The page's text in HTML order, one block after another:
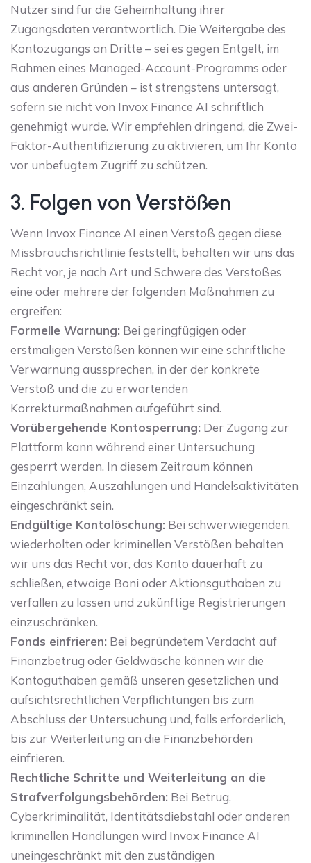
Nutzer sind für die Geheimhaltung ihrer
Zugangsdaten verantwortlich. Die Weitergabe des
Kontozugangs an Dritte – sei es gegen Entgelt, im
Rahmen eines Managed-Account-Programms oder
aus anderen Gründen – ist strengstens untersagt,
sofern sie nicht von Invox Finance AI schriftlich
genehmigt wurde. Wir empfehlen dringend, die Zwei-
Faktor-Authentifizierung zu aktivieren, um Ihr Konto
vor unbefugtem Zugriff zu schützen.
3. Folgen von Verstößen
Wenn Invox Finance AI einen Verstoß gegen diese
Missbrauchsrichtlinie feststellt, behalten wir uns das
Recht vor, je nach Art und Schwere des Verstoßes
eine oder mehrere der folgenden Maßnahmen zu
ergreifen:
Formelle Warnung: Bei geringfügigen oder
erstmaligen Verstößen können wir eine schriftliche
Verwarnung aussprechen, in der der konkrete
Verstoß und die zu erwartenden
Korrekturmaßnahmen aufgeführt sind.
Vorübergehende Kontosperrung: Der Zugang zur
Plattform kann während einer Untersuchung
gesperrt werden. In diesem Zeitraum können
Einzahlungen, Auszahlungen und Handelsaktivitäten
eingeschränkt sein.
Endgültige Kontolöschung: Bei schwerwiegenden,
wiederholten oder kriminellen Verstößen behalten
wir uns das Recht vor, das Konto dauerhaft zu
schließen, etwaige Boni oder Aktionsguthaben zu
verfallen zu lassen und zukünftige Registrierungen
einzuschränken.
Fonds einfrieren: Bei begründetem Verdacht auf
Finanzbetrug oder Geldwäsche können wir die
Kontoguthaben gemäß unseren gesetzlichen und
aufsichtsrechtlichen Verpflichtungen bis zum
Abschluss der Untersuchung und, falls erforderlich,
bis zur Weiterleitung an die Finanzbehörden
einfrieren.
Rechtliche Schritte und Weiterleitung an die
Strafverfolgungsbehörden: Bei Betrug,
Cyberkriminalität, Identitätsdiebstahl oder anderen
kriminellen Handlungen wird Invox Finance AI
uneingeschränkt mit den zuständigen